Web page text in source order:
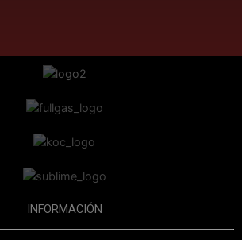
INFORMACIÓN